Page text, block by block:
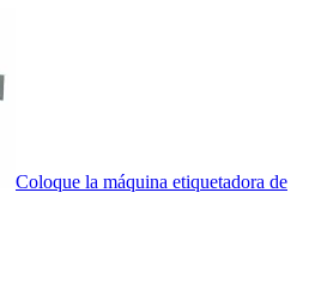
Coloque la máquina etiquetadora de